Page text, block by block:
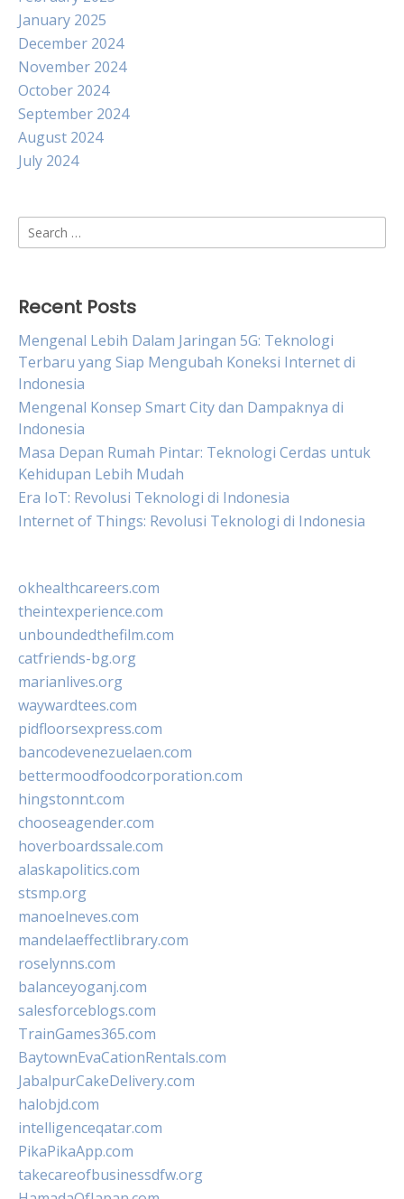
January 2025
December 2024
November 2024
October 2024
September 2024
August 2024
July 2024
Search
for:
Recent Posts
Mengenal Lebih Dalam Jaringan 5G: Teknologi
Terbaru yang Siap Mengubah Koneksi Internet di
Indonesia
Mengenal Konsep Smart City dan Dampaknya di
Indonesia
Masa Depan Rumah Pintar: Teknologi Cerdas untuk
Kehidupan Lebih Mudah
Era IoT: Revolusi Teknologi di Indonesia
Internet of Things: Revolusi Teknologi di Indonesia
okhealthcareers.com
theintexperience.com
unboundedthefilm.com
catfriends-bg.org
marianlives.org
waywardtees.com
pidfloorsexpress.com
bancodevenezuelaen.com
bettermoodfoodcorporation.com
hingstonnt.com
chooseagender.com
hoverboardssale.com
alaskapolitics.com
stsmp.org
manoelneves.com
mandelaeffectlibrary.com
roselynns.com
balanceyoganj.com
salesforceblogs.com
TrainGames365.com
BaytownEvaCationRentals.com
JabalpurCakeDelivery.com
halobjd.com
intelligenceqatar.com
PikaPikaApp.com
takecareofbusinessdfw.org